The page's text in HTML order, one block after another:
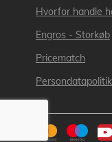
Hvorfor handle
Engros - Storkøb
Pricematch
Persondatapolitik